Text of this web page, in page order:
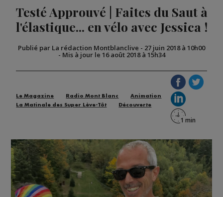
Testé Approuvé | Faites du Saut à
l'élastique... en vélo avec Jessica !
Publié par La rédaction Montblanclive - 27 juin 2018 à 10h00
- Mis à jour le 16 août 2018 à 15h34
Le Magazine Radio Mont Blanc
Animation
La Matinale des Super Lève-Tôt
Découverte